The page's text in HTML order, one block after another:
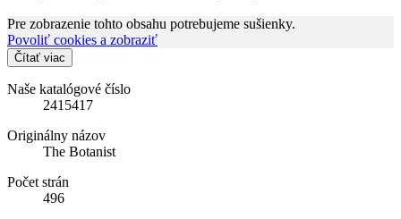
Pre zobrazenie tohto obsahu potrebujeme sušienky.
Povoliť cookies a zobraziť
Čítať viac
Naše katalógové číslo
2415417
Originálny názov
The Botanist
Počet strán
496